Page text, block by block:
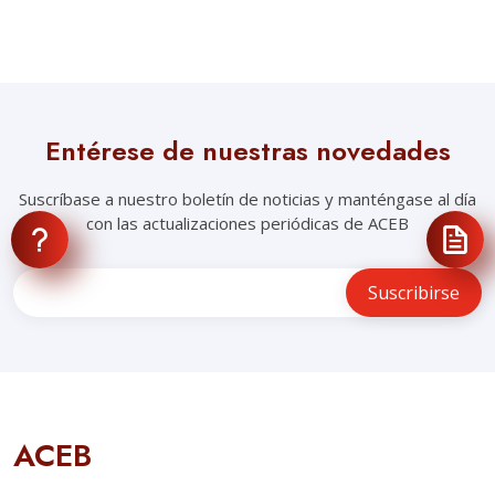
Entérese de nuestras novedades
Suscríbase a nuestro boletín de noticias y manténgase al día
con las actualizaciones periódicas de ACEB
ACEB